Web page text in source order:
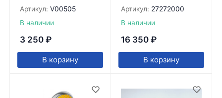
Артикул: V00505
В наличии
3 250 ₽
В корзину
Артикул: 27272000
В наличии
16 350 ₽
В корзину